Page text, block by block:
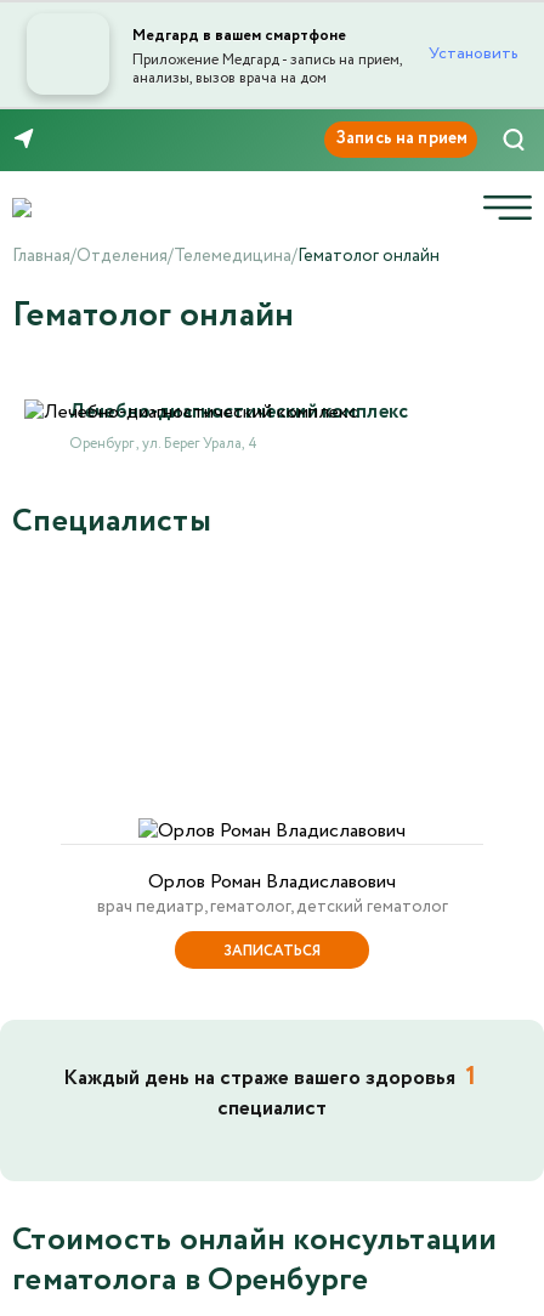
Медгард в вашем смартфоне
Приложение Медгард - запись на прием,
анализы, вызов врача на дом
Установить
Главная/Отделения/Телемедицина/Гематолог онлайн
Гематолог онлайн
Лечебно-диагностический комплекс
Оренбург , ул. Берег Урала, 4
Специалисты
Орлов Роман Владиславович
врач педиатр, гематолог, детский гематолог
ЗАПИСАТЬСЯ
Каждый день на страже вашего здоровья 1
специалист
Стоимость онлайн консультации
гематолога в Оренбурге